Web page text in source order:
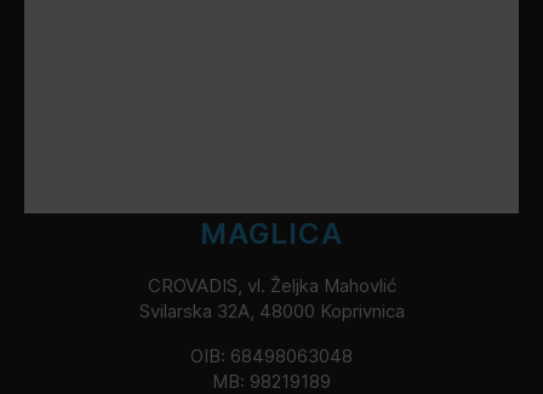
MAGLICA
CROVADIS, vl. Željka Mahovlić
Svilarska 32A, 48000 Koprivnica
OIB: 68498063048
MB: 98219189